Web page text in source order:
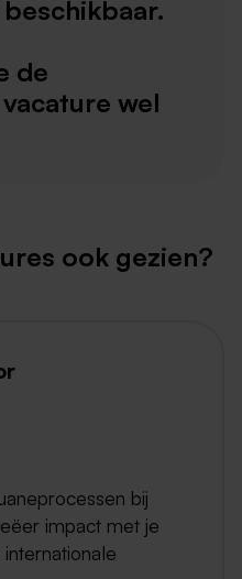
de
wel
ook gezien?
bij
impact met je